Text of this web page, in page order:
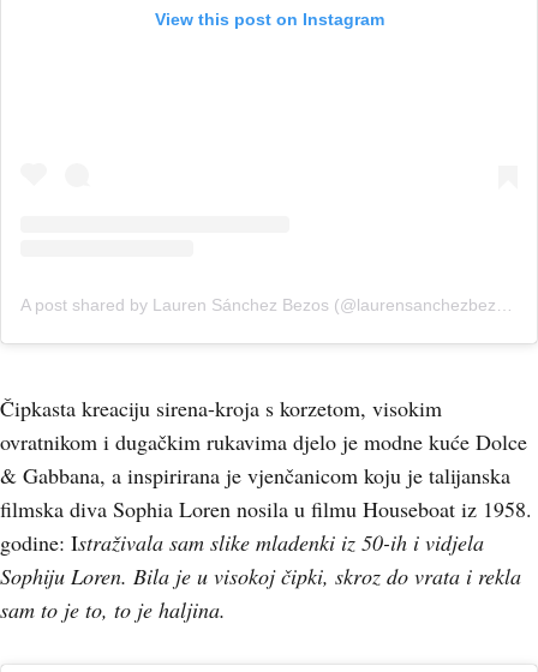
View this post on Instagram
A post shared by Lauren Sánchez Bezos (@laurensanchezbezos)
Čipkasta kreaciju sirena-kroja s korzetom, visokim
ovratnikom i dugačkim rukavima djelo je modne kuće Dolce
& Gabbana, a inspirirana je vjenčanicom koju je talijanska
filmska diva Sophia Loren nosila u filmu Houseboat iz 1958.
godine: Istraživala sam slike mladenki iz 50-ih i vidjela
Sophiju Loren. Bila je u visokoj čipki, skroz do vrata i rekla
sam to je to, to je haljina.